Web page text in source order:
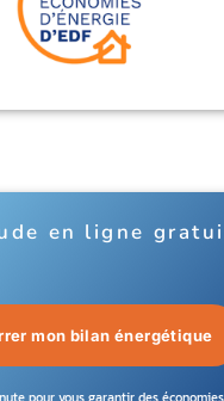
en ligne
mon bilan énergétique